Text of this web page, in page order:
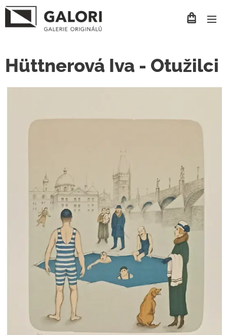
Hüttnerová Iva - Otužilci